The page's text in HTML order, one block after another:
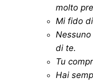
molto
Mi fido
di te.
Tu
Hai